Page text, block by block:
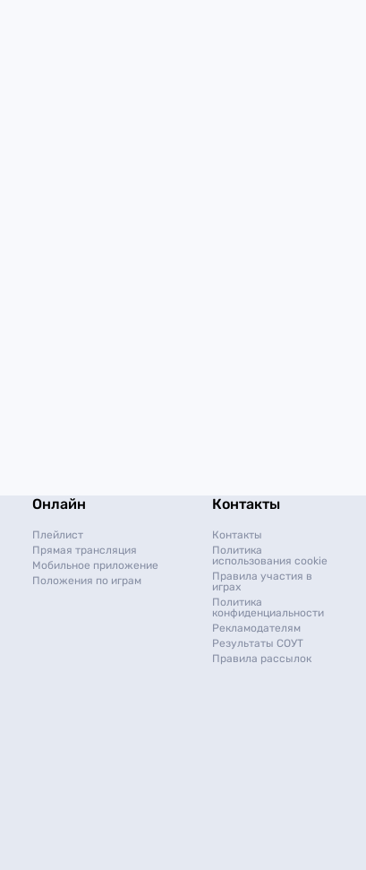
Онлайн
Плейлист
Прямая трансляция
Мобильное приложение
Положения по играм
Контакты
Контакты
Политика
использования cookie
Правила участия в
играх
Политика
конфиденциальности
Рекламодателям
Результаты СОУТ
Правила рассылок